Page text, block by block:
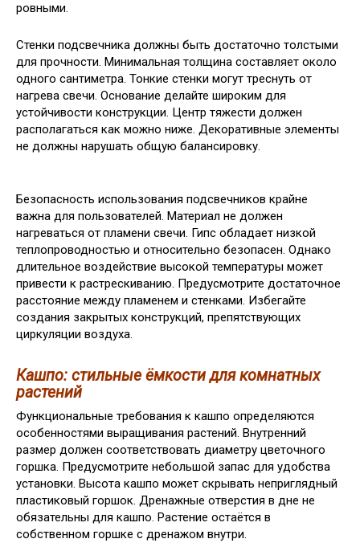
ровными.
Стенки подсвечника должны быть достаточно толстыми
для прочности. Минимальная толщина составляет около
одного сантиметра. Тонкие стенки могут треснуть от
нагрева свечи. Основание делайте широким для
устойчивости конструкции. Центр тяжести должен
располагаться как можно ниже. Декоративные элементы
не должны нарушать общую балансировку.
Безопасность использования подсвечников крайне
важна для пользователей. Материал не должен
нагреваться от пламени свечи. Гипс обладает низкой
теплопроводностью и относительно безопасен. Однако
длительное воздействие высокой температуры может
привести к растрескиванию. Предусмотрите достаточное
расстояние между пламенем и стенками. Избегайте
создания закрытых конструкций, препятствующих
циркуляции воздуха.
Кашпо: стильные ёмкости для комнатных
растений
Функциональные требования к кашпо определяются
особенностями выращивания растений. Внутренний
размер должен соответствовать диаметру цветочного
горшка. Предусмотрите небольшой запас для удобства
установки. Высота кашпо может скрывать неприглядный
пластиковый горшок. Дренажные отверстия в дне не
обязательны для кашпо. Растение остаётся в
собственном горшке с дренажом внутри.